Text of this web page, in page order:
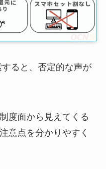
すると、否定的な声が
度面から見えてくる
意点を分かりやすく